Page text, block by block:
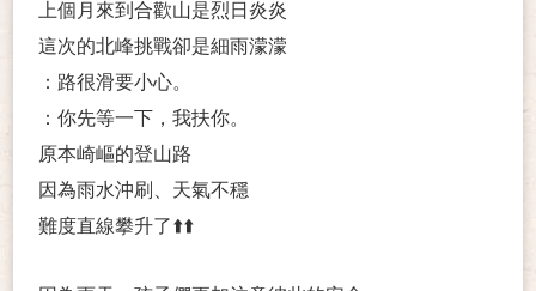
上個月來到合歡山是烈日炎炎
這次的北峰挑戰卻是細雨濛濛
：路很滑要小心。
：你先等一下，我扶你。
原本崎嶇的登山路
因為雨水沖刷、天氣不穩
難度直線攀升了 ⬆⬆